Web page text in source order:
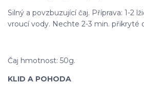
Silný a povzbuzující čaj. Příprava: 1-2
vroucí vody. Nechte 2-3 min. přikryté
Čaj hmotnost: 50g.
KLID A POHODA